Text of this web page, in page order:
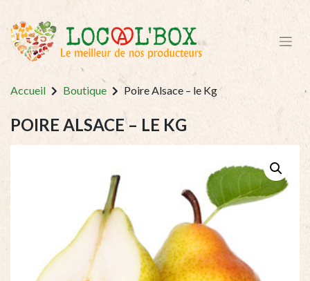
Accueil Boutique Poire Alsace – le Kg
POIRE ALSACE – LE KG